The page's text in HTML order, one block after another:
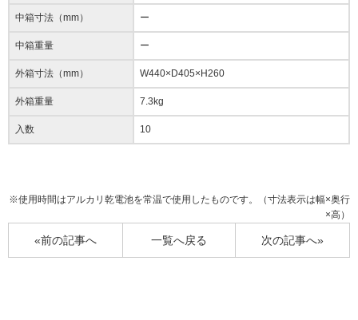
中箱寸法（mm） ー
中箱重量 ー
外箱寸法（mm） W440×D405×H260
外箱重量 7.3kg
入数 10
※使用時間はアルカリ乾電池を常温で使用したものです。（寸法表示は幅×奥行
×高）
«前の記事へ 次の記事へ»
一覧へ戻る